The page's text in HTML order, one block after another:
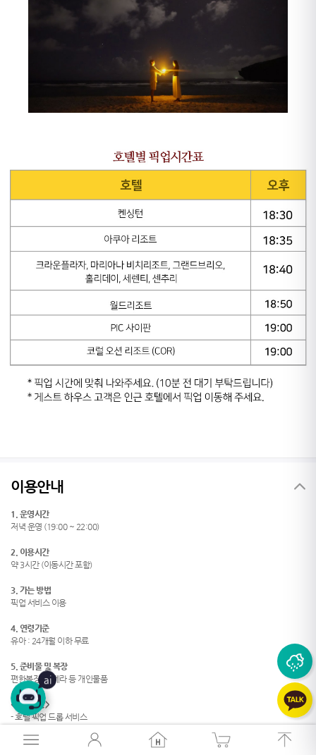
이용안내
1. 운영시간
저녁 운영 (19:00 ~ 22:00)
2. 이용시간
약 3시간 (이동시간 포함)
3. 가는 방법
픽업 서비스 이용
4. 연령기준
유아 : 24개월 이하 무료
5. 준비물 및 복장
편한복장, 카메라 등 개인물품
<포함사항>
- 호텔 픽업 드롭 서비스
- 돗자리 제공
26°
ai